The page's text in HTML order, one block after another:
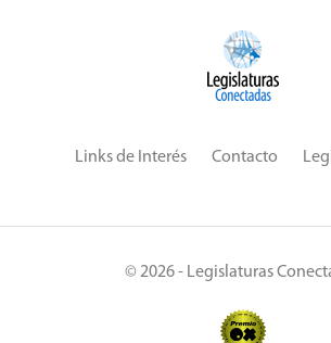
Links de Interés Contacto
© 2026 - Legislaturas